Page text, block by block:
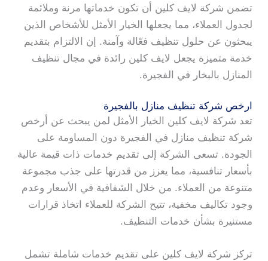
تضمن شركة لايف كلين أن تكون خدماتها مرنة وملائمة
لجدول العملاء، مما يجعلها الخيار الأمثل للأشخاص الذين
يبحثون عن حلول تنظيف فعّالة وآمنة. إن الالتزام بتقديم
خدمة متميزة يجعل لايف كلين رائدة في مجال تنظيف
المنازل بالبخار في الفجيرة.
ارخص شركة تنظيف منازل بالفجيرة
تعد شركة لايف كلين الخيار الأمثل لمن يبحث عن أرخص
شركة تنظيف منازل في الفجيرة دون المساومة على
الجودة. تسعى الشركة إلى تقديم خدمات ذات قيمة عالية
بأسعار تنافسية، مما يعزز من قدرتها على جذب مجموعة
متنوعة من العملاء. من خلال الشفافية في الأسعار وعدم
وجود تكاليف مخفية، تتيح الشركة للعملاء اتخاذ قرارات
مستنيرة بشأن خدمات التنظيف.
تركز شركة لايف كلين على تقديم خدمات شاملة تشمل